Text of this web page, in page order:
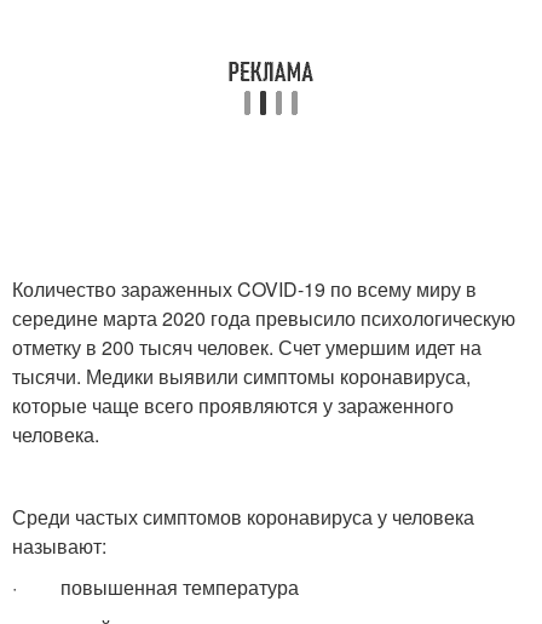
Количество зараженных COVID-19 по всему миру в
середине марта 2020 года превысило психологическую
отметку в 200 тысяч человек. Счет умершим идет на
тысячи. Медики выявили симптомы коронавируса,
которые чаще всего проявляются у зараженного
человека.
Среди частых симптомов коронавируса у человека
называют:
· повышенная температура